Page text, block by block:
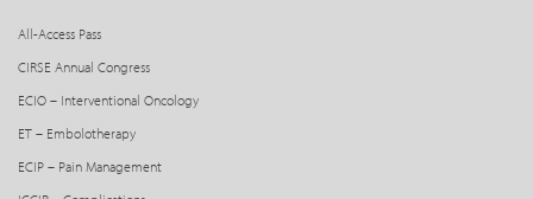
All-Access Pass
CIRSE Annual Congress
ECIO – Interventional Oncology
ET – Embolotherapy
ECIP – Pain Management